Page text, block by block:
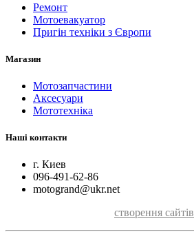
Ремонт
Мотоевакуатор
Пригін техніки з Європи
Магазин
Мотозапчастини
Аксесуари
Мототехніка
Наші контакти
г. Киев
096-491-62-86
motogrand@ukr.net
створення сайтів